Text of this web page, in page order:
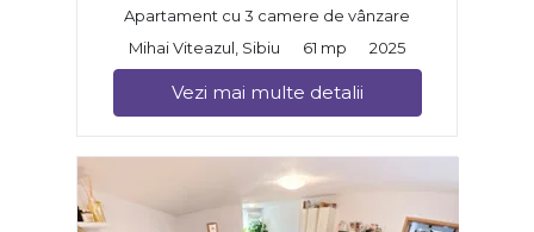
Apartament cu 3 camere de vânzare
Mihai Viteazul, Sibiu
61 mp 2025
Vezi mai multe detalii